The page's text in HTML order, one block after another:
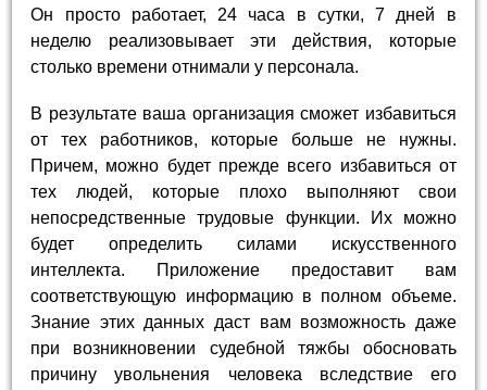
Он просто работает, 24 часа в сутки, 7 дней в
неделю реализовывает эти действия, которые
столько времени отнимали у персонала.
В результате ваша организация сможет избавиться
от тех работников, которые больше не нужны.
Причем, можно будет прежде всего избавиться от
тех людей, которые плохо выполняют свои
непосредственные трудовые функции. Их можно
будет определить силами искусственного
интеллекта. Приложение предоставит вам
соответствующую информацию в полном объеме.
Знание этих данных даст вам возможность даже
при возникновении судебной тяжбы обосновать
причину увольнения человека вследствие его